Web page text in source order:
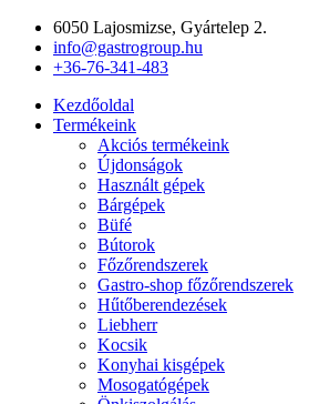
Ugrás
tartalomhoz
6050 Lajosmizse, Gyártelep 2.
info@gastrogroup.hu
+36-76-341-483
Kezdőoldal
Termékeink
Akciós termékeink
Újdonságok
Használt gépek
Bárgépek
Büfé
Bútorok
Főzőrendszerek
Gastro-shop főzőrendszerek
Hűtőberendezések
Liebherr
Kocsik
Konyhai kisgépek
Mosogatógépek